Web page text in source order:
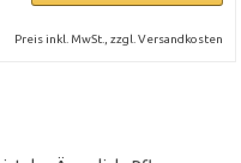
Preis inkl. MwSt., zzgl. Versandkosten